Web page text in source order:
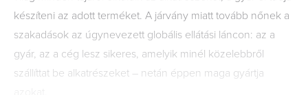
készíteni az adott terméket. A járvány miatt tovább nőnek a
szakadások az úgynevezett globális ellátási láncon: az a
gyár, az a cég lesz sikeres, amelyik minél közelebbről
szállíttat be alkatrészeket – netán éppen maga gyártja